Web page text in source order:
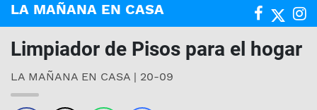
LA MAÑANA EN CASA
Limpiador de Pisos para el hogar
LA MAÑANA EN CASA | 20-09